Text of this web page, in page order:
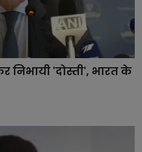
निभायी 'दोस्ती', भारत के